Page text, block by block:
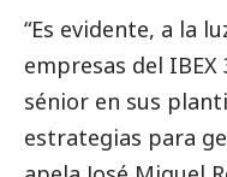
“Es evidente, a la
empresas del
sénior en sus
estrategias para